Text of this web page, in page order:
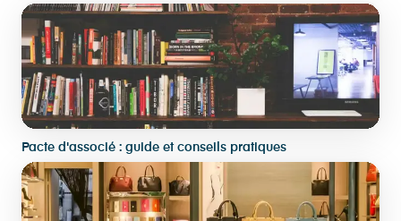
Pacte d'associé : guide et conseils pratiques